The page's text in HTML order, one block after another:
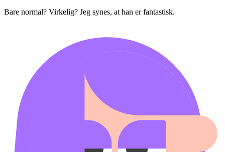
Bare normal? Virkelig? Jeg synes, at han er fantastisk.